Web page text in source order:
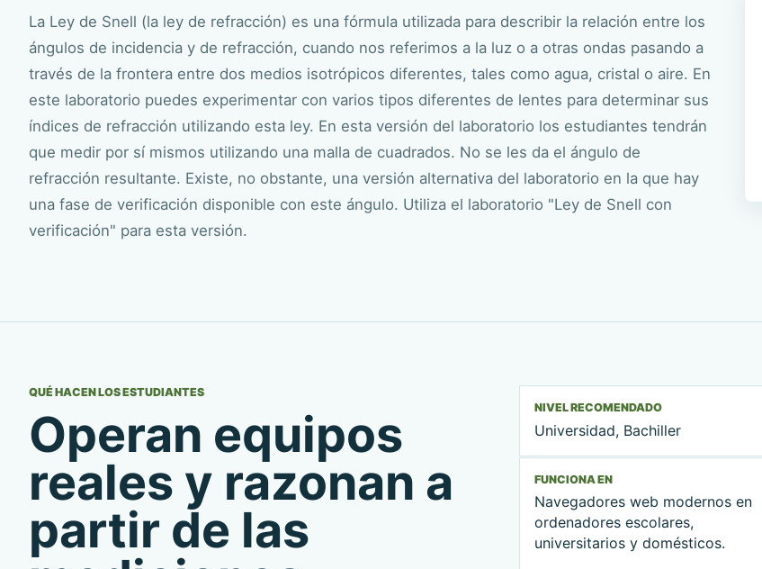
La Ley de Snell (la ley de refracción) es una fórmula utilizada para describir la relación entre los
ángulos de incidencia y de refracción, cuando nos referimos a la luz o a otras ondas pasando a
través de la frontera entre dos medios isotrópicos diferentes, tales como agua, cristal o aire. En
este laboratorio puedes experimentar con varios tipos diferentes de lentes para determinar sus
índices de refracción utilizando esta ley. En esta versión del laboratorio los estudiantes tendrán
que medir por sí mismos utilizando una malla de cuadrados. No se les da el ángulo de
refracción resultante. Existe, no obstante, una versión alternativa del laboratorio en la que hay
una fase de verificación disponible con este ángulo. Utiliza el laboratorio "Ley de Snell con
verificación" para esta versión.
QUÉ HACEN LOS ESTUDIANTES
Operan equipos
reales y razonan a
partir de las
NIVEL RECOMENDADO
Universidad, Bachiller
FUNCIONA EN
Navegadores web modernos en
ordenadores escolares,
universitarios y domésticos.